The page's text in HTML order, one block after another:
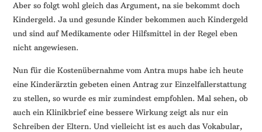
Aber so folgt wohl gleich das Argument, na sie bekommt doch
Kindergeld. Ja und gesunde Kinder bekommen auch Kindergeld
und sind auf Medikamente oder Hilfsmittel in der Regel eben
nicht angewiesen.
Nun für die Kostenübernahme vom Antra mups habe ich heute
eine Kinderärztin gebeten einen Antrag zur Einzelfallerstattung
zu stellen, so wurde es mir zumindest empfohlen. Mal sehen, ob
auch ein Klinikbrief eine bessere Wirkung zeigt als nur ein
Schreiben der Eltern. Und vielleicht ist es auch das Vokabular,